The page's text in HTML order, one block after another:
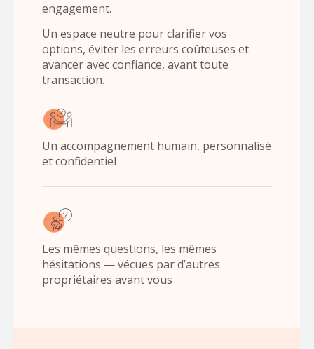
engagement.
Un espace neutre pour clarifier vos
options, éviter les erreurs coûteuses et
avancer avec confiance, avant toute
transaction.
Un accompagnement humain, personnalisé
et confidentiel
Les mêmes questions, les mêmes
hésitations — vécues par d’autres
propriétaires avant vous